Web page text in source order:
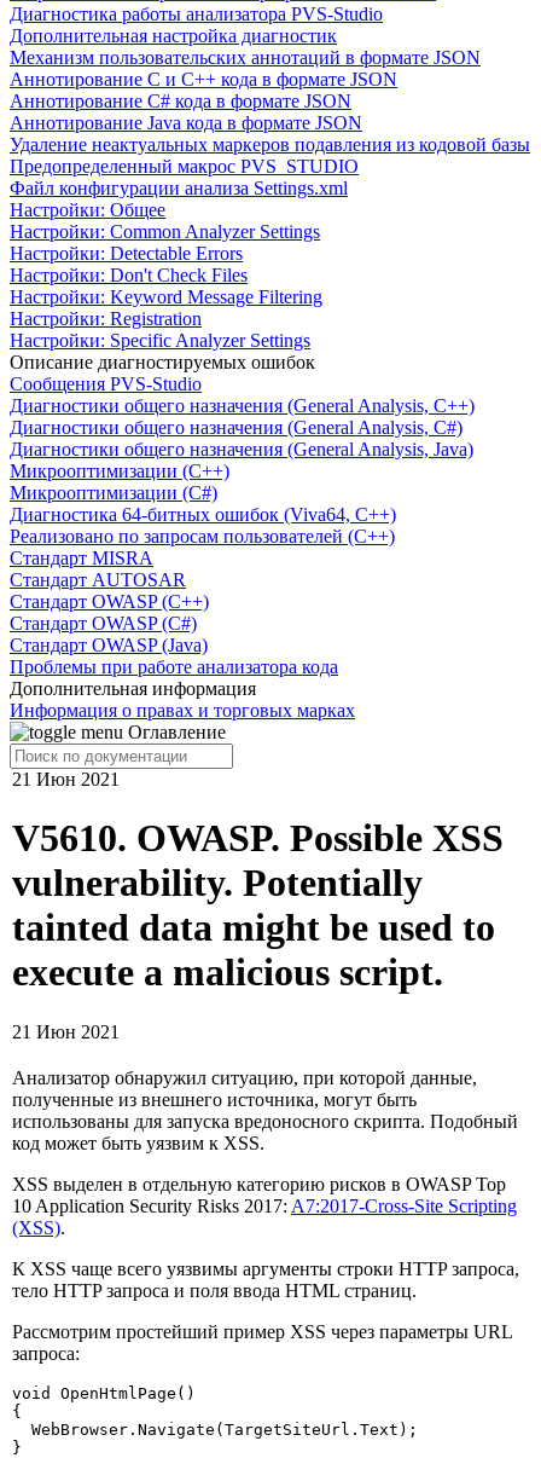
Диагностика работы анализатора PVS-Studio
Дополнительная настройка диагностик
Механизм пользовательских аннотаций в формате JSON
Аннотирование C и C++ кода в формате JSON
Аннотирование C# кода в формате JSON
Аннотирование Java кода в формате JSON
Удаление неактуальных маркеров подавления из кодовой базы
Предопределенный макрос PVS_STUDIO
Файл конфигурации анализа Settings.xml
Настройки: Общее
Настройки: Common Analyzer Settings
Настройки: Detectable Errors
Настройки: Don't Check Files
Настройки: Keyword Message Filtering
Настройки: Registration
Настройки: Specific Analyzer Settings
Описание диагностируемых ошибок
Сообщения PVS-Studio
Диагностики общего назначения (General Analysis, C++)
Диагностики общего назначения (General Analysis, C#)
Диагностики общего назначения (General Analysis, Java)
Микрооптимизации (C++)
Микрооптимизации (C#)
Диагностика 64-битных ошибок (Viva64, C++)
Реализовано по запросам пользователей (C++)
Cтандарт MISRA
Стандарт AUTOSAR
Стандарт OWASP (C++)
Стандарт OWASP (C#)
Стандарт OWASP (Java)
Проблемы при работе анализатора кода
Дополнительная информация
Информация о правах и торговых марках
Оглавление
21 Июн 2021
V5610. OWASP. Possible XSS
vulnerability. Potentially
tainted data might be used to
execute a malicious script.
21 Июн 2021
Анализатор обнаружил ситуацию, при которой данные,
полученные из внешнего источника, могут быть
использованы для запуска вредоносного скрипта. Подобный
код может быть уязвим к XSS.
XSS выделен в отдельную категорию рисков в OWASP Top
10 Application Security Risks 2017: A7:2017-Cross-Site Scripting
(XSS).
К XSS чаще всего уязвимы аргументы строки HTTP запроса,
тело HTTP запроса и поля ввода HTML страниц.
Рассмотрим простейший пример XSS через параметры URL
запроса:
void OpenHtmlPage()
{
  WebBrowser.Navigate(TargetSiteUrl.Text);
}